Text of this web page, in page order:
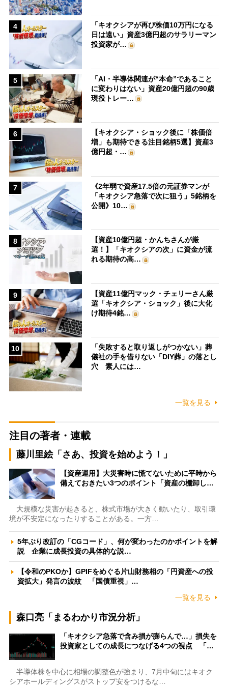
4
「キオクシアが再び株価10万円になる
日は遠い」資産3億円超のサラリーマン
投資家が…
5
「AI・半導体関連が“本命”であること
に変わりはない」資産20億円超の90歳
現役トレー…
6
【キオクシア・ショック後に「株価倍
増」も期待できる注目銘柄5選】資産3
億円超・…
7
《2年弱で資産17.5倍の元証券マンが
「キオクシア急落で次に狙う」5銘柄を
公開》10…
8
【資産10億円超・かんちさんが厳
選！】「キオクシアの次」に資金が流
れる期待の高…
9
【資産11億円マック・チェリーさん厳
選「キオクシア・ショック」後に大化
け期待4銘…
10
「失敗すると取り返しがつかない」葬
儀社の手を借りない「DIY葬」の落とし
穴 素人には…
一覧を見る
注目の著者・連載
藤川里絵「さあ、投資を始めよう！」
【資産運用】大災害時に慌てないために平時から
備えておきたい3つのポイント「資産の棚卸し…
大規模な災害が起きると、株式市場が大きく動いたり、取引環
境が不安定になったりすることがある。一方…
5年ぶり改訂の「CGコード」、何が変わったのかポイントを解
説 企業に成長投資の具体的な説…
【令和のPKOか】GPIFをめぐる片山財務相の「円資産への投
資拡大」発言の波紋 「国債重視」…
一覧を見る
森口亮「まるわかり市況分析」
「キオクシア急落で含み損が膨らんで…」損失を
投資家としての成長につなげる4つの視点 「…
半導体株を中心に相場の調整色が強まり、7月中旬にはキオク
シアホールディングスがストップ安をつけるな…